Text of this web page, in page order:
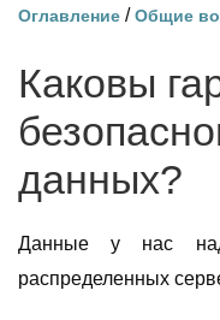
Оглавление /Общие
Каковы
данных?
Данные у нас
распределенных